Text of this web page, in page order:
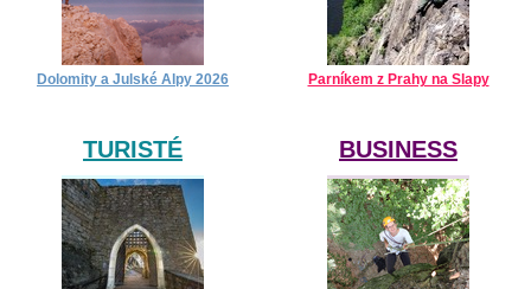
Dolomity a Julské Alpy 2026 Parníkem z Prahy na Slapy
TURISTÉ BUSINESS